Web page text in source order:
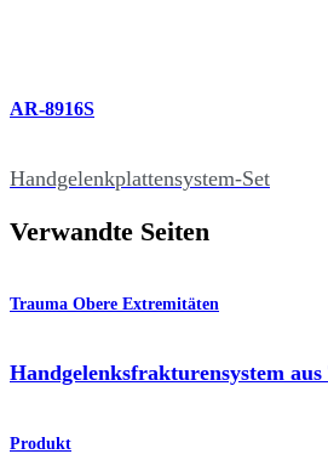
AR-8916S
Handgelenkplattensystem-Set
Verwandte Seiten
Trauma Obere Extremitäten
Handgelenksfrakturensystem
Produkt